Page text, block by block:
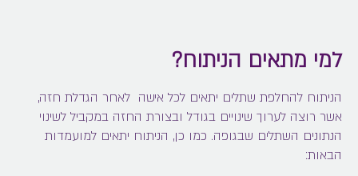
למי מתאים הניתוח?
הניתוח להחלפת שתלים יתאים לכל אישה לאחר הגדלת חזה,
אשר רוצה לערוך שינויים בגודל ובצורת החזה במקביל לשינוי
הנתונים השתלים שבגופה. כמו כן, הניתוח יתאים למועמדות
הבאות: